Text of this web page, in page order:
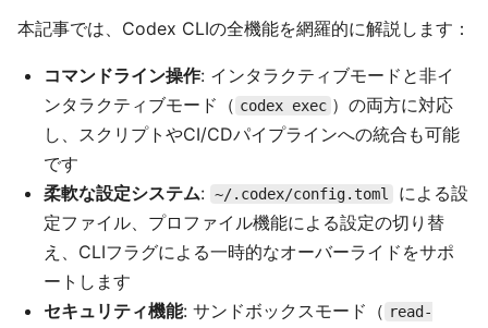
本記事では、Codex CLIの全機能を網羅的に解説します：
コマンドライン操作: インタラクティブモードと非イ
ンタラクティブモード（ codex exec ）の両方に対応
し、スクリプトやCI/CDパイプラインへの統合も可能
です
柔軟な設定システム: ~/.codex/config.toml
による設
定ファイル、プロファイル機能による設定の切り替
え、CLIフラグによる一時的なオーバーライドをサポ
ートします
セキュリティ機能: サンドボックスモード（ read-